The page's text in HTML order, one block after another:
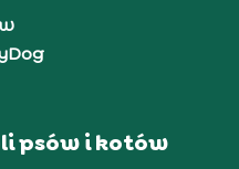
psów i kotów